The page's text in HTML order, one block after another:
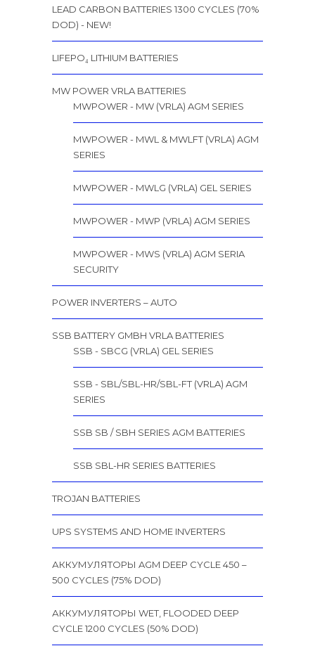
LEAD CARBON BATTERIES 1300 CYCLES (70%
DOD) - NEW!
LIFEPO₄ LITHIUM BATTERIES
MW POWER VRLA BATTERIES
MWPOWER - MW (VRLA) AGM SERIES
MWPOWER - MWL & MWLFT (VRLA) AGM
SERIES
MWPOWER - MWLG (VRLA) GEL SERIES
MWPOWER - MWP (VRLA) AGM SERIES
MWPOWER - MWS (VRLA) AGM SERIA
SECURITY
POWER INVERTERS – AUTO
SSB BATTERY GMBH VRLA BATTERIES
SSB - SBCG (VRLA) GEL SERIES
SSB - SBL/SBL-HR/SBL-FT (VRLA) AGM
SERIES
SSB SB / SBH SERIES AGM BATTERIES
SSB SBL-HR SERIES BATTERIES
TROJAN BATTERIES
UPS SYSTEMS AND HOME INVERTERS
АККУМУЛЯТОРЫ AGM DEEP CYCLE 450 –
500 CYCLES (75% DOD)
АККУМУЛЯТОРЫ WET, FLOODED DEEP
CYCLE 1200 CYCLES (50% DOD)